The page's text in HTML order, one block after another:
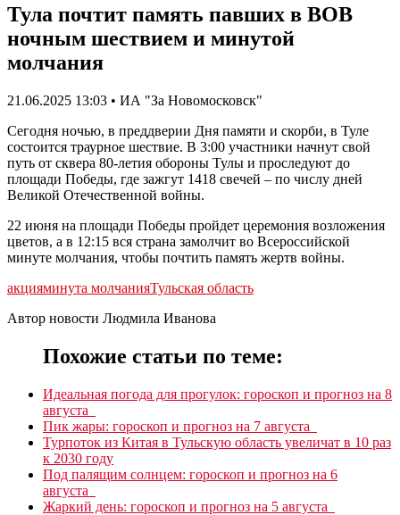
Тула почтит память павших в ВОВ
ночным шествием и минутой
молчания
21.06.2025 13:03 • ИА "За Новомосковск"
Сегодня ночью, в преддверии Дня памяти и скорби, в Туле
состоится траурное шествие. В 3:00 участники начнут свой
путь от сквера 80-летия обороны Тулы и проследуют до
площади Победы, где зажгут 1418 свечей – по числу дней
Великой Отечественной войны.
22 июня на площади Победы пройдет церемония возложения
цветов, а в 12:15 вся страна замолчит во Всероссийской
минуте молчания, чтобы почтить память жертв войны.
акцияминута молчанияТульская область
Автор новости Людмила Иванова
Похожие статьи по теме:
Идеальная погода для прогулок: гороскоп и прогноз на 8
августа
Пик жары: гороскоп и прогноз на 7 августа
Турпоток из Китая в Тульскую область увеличат в 10 раз
к 2030 году
Под палящим солнцем: гороскоп и прогноз на 6
августа
Жаркий день: гороскоп и прогноз на 5 августа